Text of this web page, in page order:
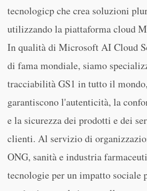
tecnologicp che crea soluzioni
utilizzando la piattaforma cloud
In qualità di Microsoft AI Cloud
di fama mondiale, siamo
tracciabilità GS1 in tutto il
garantiscono l'autenticità, la
e la sicurezza dei prodotti e dei
clienti. Al servizio di
ONG, sanità e industria
tecnologie per un impatto sociale